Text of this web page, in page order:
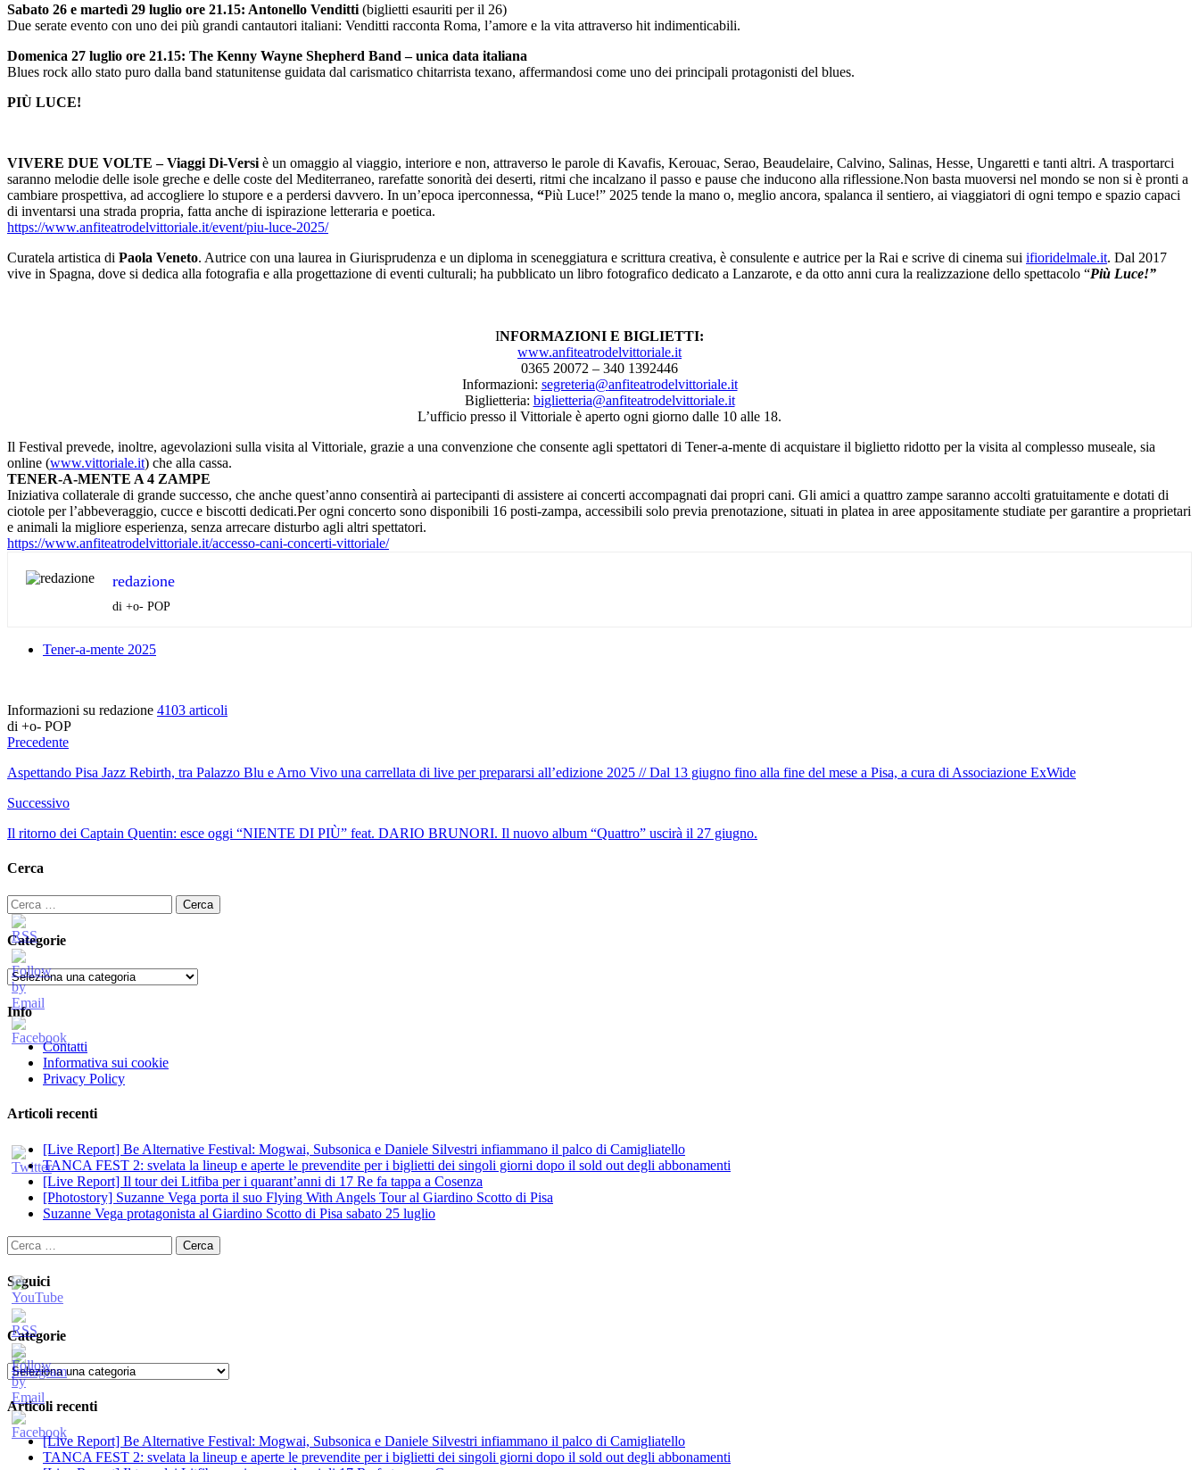
Sabato 26 e martedì 29 luglio ore 21.15: Antonello Venditti (biglietti esauriti per il 26)
Due serate evento con uno dei più grandi cantautori italiani: Venditti racconta Roma, l’amore e la vita attraverso hit indimenticabili.
Domenica 27 luglio ore 21.15: The Kenny Wayne Shepherd Band – unica data italiana
Blues rock allo stato puro dalla band statunitense guidata dal carismatico chitarrista texano, affermandosi come uno dei principali protagonisti del blues.
PIÙ LUCE!
VIVERE DUE VOLTE – Viaggi Di-Versi è un omaggio al viaggio, interiore e non, attraverso le parole di Kavafis, Kerouac, Serao, Beaudelaire, Calvino, Salinas, Hesse, Ungaretti e tanti altri. A trasportarci
saranno melodie delle isole greche e delle coste del Mediterraneo, rarefatte sonorità dei deserti, ritmi che incalzano il passo e pause che inducono alla riflessione.Non basta muoversi nel mondo se non si è pronti a
cambiare prospettiva, ad accogliere lo stupore e a perdersi davvero. In un’epoca iperconnessa, “Più Luce!” 2025 tende la mano o, meglio ancora, spalanca il sentiero, ai viaggiatori di ogni tempo e spazio capaci
di inventarsi una strada propria, fatta anche di ispirazione letteraria e poetica.
https://www.anfiteatrodelvittoriale.it/event/piu-luce-2025/
Curatela artistica di Paola Veneto. Autrice con una laurea in Giurisprudenza e un diploma in sceneggiatura e scrittura creativa, è consulente e autrice per la Rai e scrive di cinema sui ifioridelmale.it. Dal 2017
vive in Spagna, dove si dedica alla fotografia e alla progettazione di eventi culturali; ha pubblicato un libro fotografico dedicato a Lanzarote, e da otto anni cura la realizzazione dello spettacolo “Più Luce!”
INFORMAZIONI E BIGLIETTI:
www.anfiteatrodelvittoriale.it
0365 20072 – 340 1392446
Informazioni: segreteria@anfiteatrodelvittoriale.it
Biglietteria: biglietteria@anfiteatrodelvittoriale.it
L’ufficio presso il Vittoriale è aperto ogni giorno dalle 10 alle 18.
Il Festival prevede, inoltre, agevolazioni sulla visita al Vittoriale, grazie a una convenzione che consente agli spettatori di Tener-a-mente di acquistare il biglietto ridotto per la visita al complesso museale, sia
online (www.vittoriale.it) che alla cassa.
TENER-A-MENTE A 4 ZAMPE
Iniziativa collaterale di grande successo, che anche quest’anno consentirà ai partecipanti di assistere ai concerti accompagnati dai propri cani. Gli amici a quattro zampe saranno accolti gratuitamente e dotati di
ciotole per l’abbeveraggio, cucce e biscotti dedicati.Per ogni concerto sono disponibili 16 posti-zampa, accessibili solo previa prenotazione, situati in platea in aree appositamente studiate per garantire a proprietari
e animali la migliore esperienza, senza arrecare disturbo agli altri spettatori.
https://www.anfiteatrodelvittoriale.it/accesso-cani-concerti-vittoriale/
redazione
di +o- POP
Tener-a-mente 2025
Informazioni su redazione 4103 articoli
di +o- POP
Precedente
Aspettando Pisa Jazz Rebirth, tra Palazzo Blu e Arno Vivo una carrellata di live per prepararsi all’edizione 2025 // Dal 13 giugno fino alla fine del mese a Pisa, a cura di Associazione ExWide
Successivo
Il ritorno dei Captain Quentin: esce oggi “NIENTE DI PIÙ” feat. DARIO BRUNORI. Il nuovo album “Quattro” uscirà il 27 giugno.
Cerca
Ricerca
per:
Categorie
Categorie
Info
Contatti
Informativa sui cookie
Privacy Policy
Articoli recenti
[Live Report] Be Alternative Festival: Mogwai, Subsonica e Daniele Silvestri infiammano il palco di Camigliatello
TANCA FEST 2: svelata la lineup e aperte le prevendite per i biglietti dei singoli giorni dopo il sold out degli abbonamenti
[Live Report] Il tour dei Litfiba per i quarant’anni di 17 Re fa tappa a Cosenza
[Photostory] Suzanne Vega porta il suo Flying With Angels Tour al Giardino Scotto di Pisa
Suzanne Vega protagonista al Giardino Scotto di Pisa sabato 25 luglio
Ricerca
per:
Seguici
Categorie
Categorie
Articoli recenti
[Live Report] Be Alternative Festival: Mogwai, Subsonica e Daniele Silvestri infiammano il palco di Camigliatello
TANCA FEST 2: svelata la lineup e aperte le prevendite per i biglietti dei singoli giorni dopo il sold out degli abbonamenti